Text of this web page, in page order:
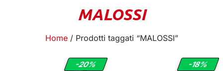
MALOSSI
Home/ Prodotti taggati “MALOSSI”
-20% -18%